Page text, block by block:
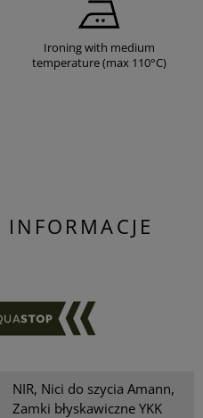
Ironing with medium
temperature (max 110°C)
NIR, Nici do szycia Amann,
Zamki błyskawiczne YKK